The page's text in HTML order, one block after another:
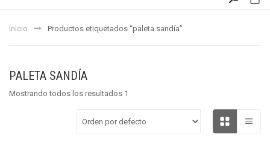
Inicio Productos etiquetados “paleta sandía”
PALETA SANDÍA
Mostrando todos los resultados 1